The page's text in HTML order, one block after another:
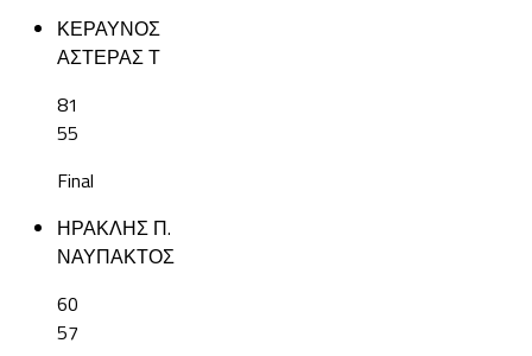
ΚΕΡΑΥΝΟΣ
ΑΣΤΕΡΑΣ Τ
81
55
Final
ΗΡΑΚΛΗΣ Π.
ΝΑΥΠΑΚΤΟΣ
60
57